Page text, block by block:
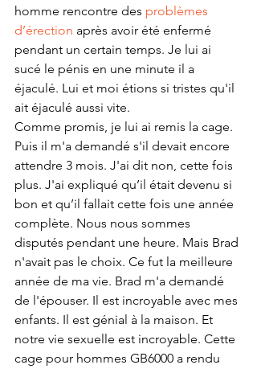
homme rencontre des problèmes
d’érection après avoir été enfermé
pendant un certain temps. Je lui ai
sucé le pénis en une minute il a
éjaculé. Lui et moi étions si tristes qu'il
ait éjaculé aussi vite.
Comme promis, je lui ai remis la cage.
Puis il m'a demandé s'il devait encore
attendre 3 mois. J'ai dit non, cette fois
plus. J'ai expliqué qu’il était devenu si
bon et qu’il fallait cette fois une année
complète. Nous nous sommes
disputés pendant une heure. Mais Brad
n'avait pas le choix. Ce fut la meilleure
année de ma vie. Brad m'a demandé
de l'épouser. Il est incroyable avec mes
enfants. Il est génial à la maison. Et
notre vie sexuelle est incroyable. Cette
cage pour hommes GB6000 a rendu